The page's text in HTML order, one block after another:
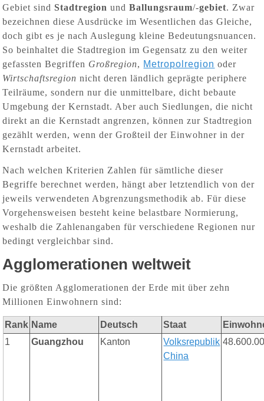
Gebiet sindStadtregion undBallungsraum/-gebiet. Zwar
bezeichnen diese Ausdrücke im Wesentlichen das Gleiche,
doch gibt es je nach Auslegung kleine Bedeutungsnuancen.
So beinhaltet die Stadtregion im Gegensatz zu den weiter
gefassten Begriffen Großregion, Metropolregion oder
Wirtschaftsregion nicht deren ländlich geprägte periphere
Teilräume, sondern nur die unmittelbare, dicht bebaute
Umgebung der Kernstadt. Aber auch Siedlungen, die nicht
direkt an die Kernstadt angrenzen, können zur Stadtregion
gezählt werden, wenn der Großteil der Einwohner in der
Kernstadt arbeitet.
Nach welchen Kriterien Zahlen für sämtliche dieser
Begriffe berechnet werden, hängt aber letztendlich von der
jeweils verwendeten Abgrenzungsmethodik ab. Für diese
Vorgehensweisen besteht keine belastbare Normierung,
weshalb die Zahlenangaben für verschiedene Regionen nur
bedingt vergleichbar sind.
Agglomerationen weltweit
Die größten Agglomerationen der Erde mit über zehn
Millionen Einwohnern sind:
Rank Name Deutsch Staat
1
Guangzhou Kanton
Volksrepublik
China